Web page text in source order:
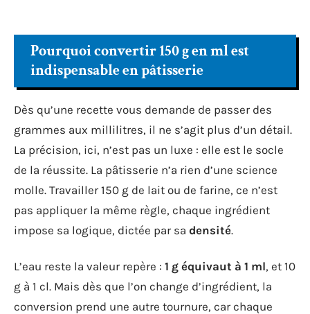
Pourquoi convertir 150 g en ml est
indispensable en pâtisserie
Dès qu’une recette vous demande de passer des
grammes aux millilitres, il ne s’agit plus d’un détail.
La précision, ici, n’est pas un luxe : elle est le socle
de la réussite. La pâtisserie n’a rien d’une science
molle. Travailler 150 g de lait ou de farine, ce n’est
pas appliquer la même règle, chaque ingrédient
impose sa logique, dictée par sa densité.
L’eau reste la valeur repère : 1 g équivaut à 1 ml, et 10
g à 1 cl. Mais dès que l’on change d’ingrédient, la
conversion prend une autre tournure, car chaque